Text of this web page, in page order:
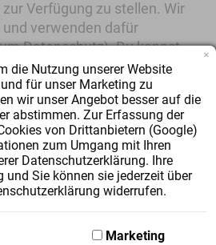
Verfügung zu stellen. Wir
und verwenden dafür
Datenschutz). Du kannst
und wir löschen dann
Erhalt von E-Mails
die Nutzung unserer Website
für unser Marketing zu
wir unser Angebot besser auf die
abstimmen. Zur Erfassung der
von Drittanbietern (Google)
zum Umgang mit Ihren
Datenschutzerklärung. Ihre
Sie können sie jederzeit über
widerrufen.
Marketing
×